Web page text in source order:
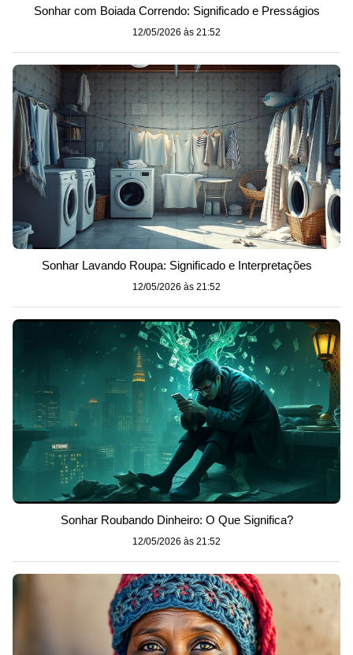
Sonhar com Boiada Correndo: Significado e Presságios
12/05/2026 às 21:52
Sonhar Lavando Roupa: Significado e Interpretações
12/05/2026 às 21:52
Sonhar Roubando Dinheiro: O Que Significa?
12/05/2026 às 21:52